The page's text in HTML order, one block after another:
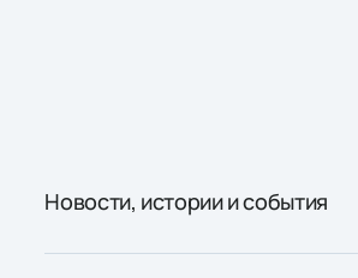
Новости, истории и события